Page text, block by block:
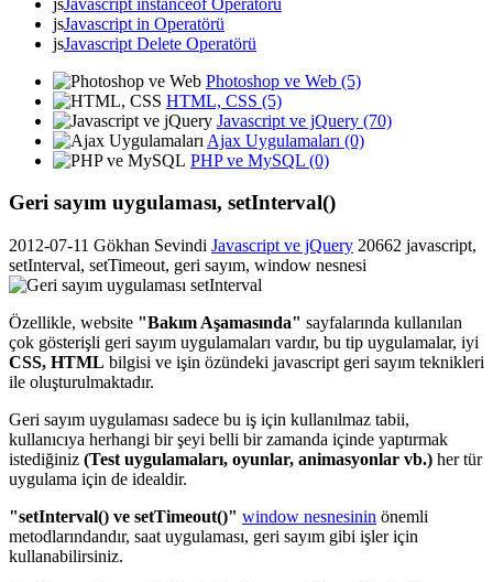
jsJavascript in Operatörü
jsJavascript Delete Operatörü
Photoshop ve Web (5)
HTML, CSS (5)
Javascript ve jQuery (70)
Ajax Uygulamaları (0)
PHP ve MySQL (0)
Geri sayım uygulaması, setInterval()
2012-07-11 Gökhan Sevindi Javascript ve jQuery 20662 javascript,
setInterval, setTimeout, geri sayım, window nesnesi
Özellikle, website "Bakım Aşamasında" sayfalarında kullanılan
çok gösterişli geri sayım uygulamaları vardır, bu tip uygulamalar, iyi
CSS, HTML bilgisi ve işin özündeki javascript geri sayım teknikleri
ile oluşturulmaktadır.
Geri sayım uygulaması sadece bu iş için kullanılmaz tabii,
kullanıcıya herhangi bir şeyi belli bir zamanda içinde yaptırmak
istediğiniz (Test uygulamaları, oyunlar, animasyonlar vb.) her tür
uygulama için de idealdir.
"setInterval() ve setTimeout()" window nesnesinin önemli
metodlarındandır, saat uygulaması, geri sayım gibi işler için
kullanabilirsiniz.